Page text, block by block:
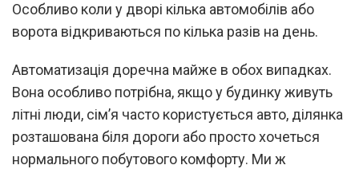
Особливо коли у дворі кілька автомобілів або
ворота відкриваються по кілька разів на день.
Автоматизація доречна майже в обох випадках.
Вона особливо потрібна, якщо у будинку живуть
літні люди, сім’я часто користується авто, ділянка
розташована біля дороги або просто хочеться
нормального побутового комфорту. Ми ж